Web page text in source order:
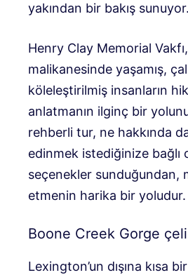
yakından bir bakış sunuyor.
Henry Clay Memorial
malikanesinde yaşamış,
köleleştirilmiş insanların
anlatmanın ilginç bir
rehberli tur, ne hakkında
edinmek istediğinize bağlı
seçenekler sunduğundan,
etmenin harika bir yoludur.
Boone Creek Gorge
Lexington’un dışına kısa